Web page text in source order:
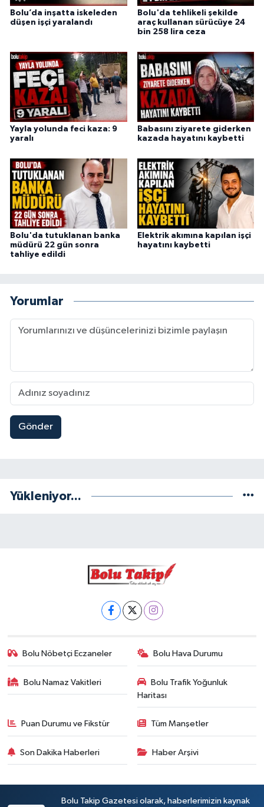
Bolu’da inşatta iskeleden
düşen işçi yaralandı
Bolu'da tehlikeli şekilde
araç kullanan sürücüye 24
bin 258 lira ceza
Yayla yolunda feci kaza: 9
yaralı
Babasını ziyarete giderken
kazada hayatını kaybetti
Bolu'da tutuklanan banka
müdürü 22 gün sonra
tahliye edildi
Elektrik akımına kapılan işçi
hayatını kaybetti
Yorumlar
Gönder
Yükleniyor...
Bolu Nöbetçi Eczaneler Bolu Hava Durumu
Bolu Namaz Vakitleri
Bolu Trafik Yoğunluk
Haritası
Puan Durumu ve Fikstür Tüm Manşetler
Son Dakika Haberleri Haber Arşivi
Bolu Takip Gazetesi olarak, haberlerimizin kaynak